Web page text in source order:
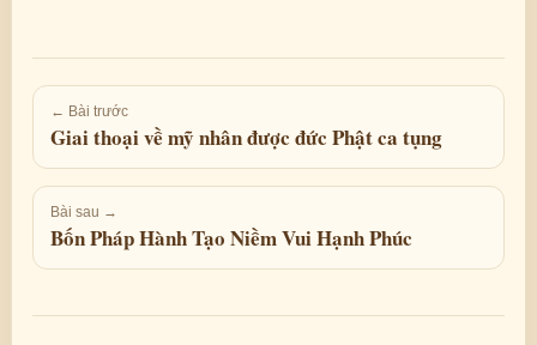
← Bài trước
Giai thoại về mỹ nhân được đức Phật ca tụng
Bài sau →
Bốn Pháp Hành Tạo Niềm Vui Hạnh Phúc